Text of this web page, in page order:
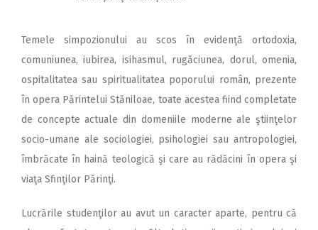
Temele simpozionului au scos în evidenţă ortodoxia,
comuniunea, iubirea, isihasmul, rugăciunea, dorul, omenia,
ospitalitatea sau spiritualitatea poporului român, prezente
în opera Părintelui Stăniloae, toate acestea fiind completate
de concepte actuale din domeniile moderne ale ştiinţelor
socio-umane ale sociologiei, psihologiei sau antropologiei,
îmbrăcate în haină teologică şi care au rădăcini în opera şi
viaţa Sfinţilor Părinţi.
Lucrările studenţilor au avut un caracter aparte, pentru că